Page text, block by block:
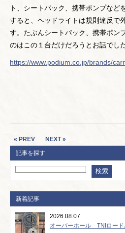
ト、シートパック、携帯ポンプなど
すると、ヘッドライトは規則違反で
す。たぶんシートパック、携帯ポン
のはこの１台だけだろうとお話でした
https://www.podium.co.jp/brands/
« PREV
NEXT »
記事を探す
新着記事
2026.08.07
オーバーホール TNIロード